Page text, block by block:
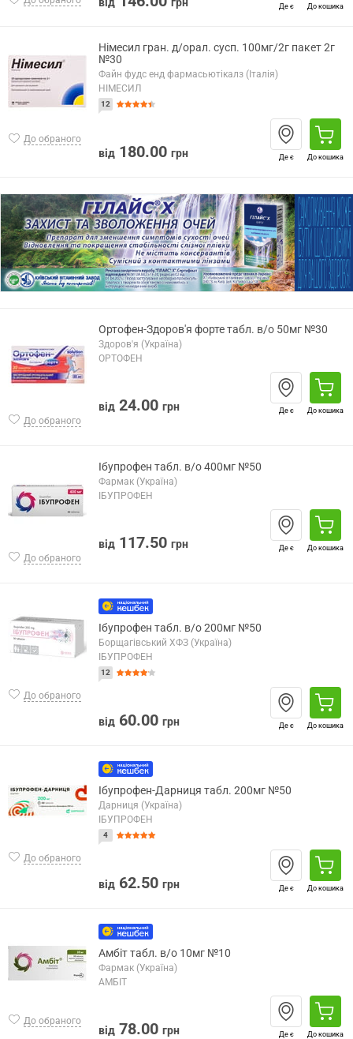
від грн Де є До кошика
До обраного
Німесил гран. д/орал. сусп. 100мг/2г пакет 2г
№30
Файн фудс енд фармасьютікалз (Італія)
НІМЕСИЛ
12
від 180.00 грн Де є До кошика
До обраного
Ортофен-Здоров'я форте табл. в/о 50мг №30
Здоров'я (Україна)
ОРТОФЕН
від 24.00 грн Де є До кошика
До обраного
Ібупрофен табл. в/о 400мг №50
Фармак (Україна)
ІБУПРОФЕН
від 117.50 грн Де є До кошика
До обраного
Ібупрофен табл. в/о 200мг №50
Борщагівський ХФЗ (Україна)
ІБУПРОФЕН
12
від 60.00 грн Де є До кошика
До обраного
Ібупрофен-Дарниця табл. 200мг №50
Дарниця (Україна)
ІБУПРОФЕН
4
від 62.50 грн Де є До кошика
До обраного
Амбіт табл. в/о 10мг №10
Фармак (Україна)
АМБІТ
від 78.00 грн Де є До кошика